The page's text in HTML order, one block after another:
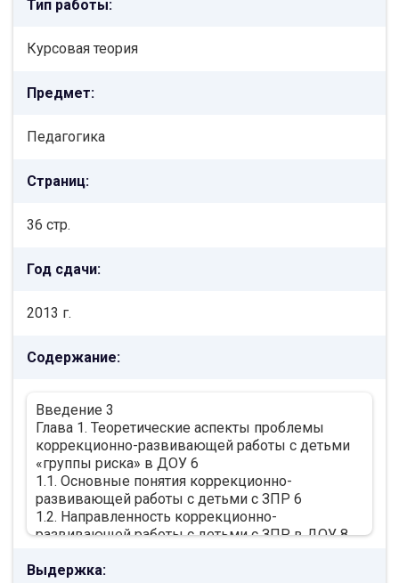
Тип работы:
Курсовая теория
Предмет:
Педагогика
Страниц:
36 стр.
Год сдачи:
2013 г.
Содержание:
Введение 3
Глава 1. Теоретические аспекты проблемы
коррекционно-развивающей работы с детьми
«группы риска» в ДОУ 6
1.1. Основные понятия коррекционно-
развивающей работы с детьми с ЗПР 6
1.2. Направленность коррекционно-
развивающей работы с детьми с ЗПР в ДОУ 8
Штайнера, Кэмпхиллское движение 14
Выдержка: